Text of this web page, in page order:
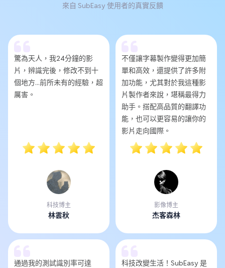
來自 SubEasy 使用者的真實反饋
驚為天人，我24分鐘的影
片，辨識完後，修改不到十
個地方...前所未有的經驗，超
厲害。
科技博主
林雲秋
不僅讓字幕製作變得更加簡
單和高效，還提供了許多附
加功能，尤其對於我這種影
片製作者來說，堪稱最得力
助手。搭配高品質的翻譯功
能，也可以更容易的讓你的
影片走向國際。
影像博主
杰客森林
通過我的測試識別率可達
科技改變生活！SubEasy 是